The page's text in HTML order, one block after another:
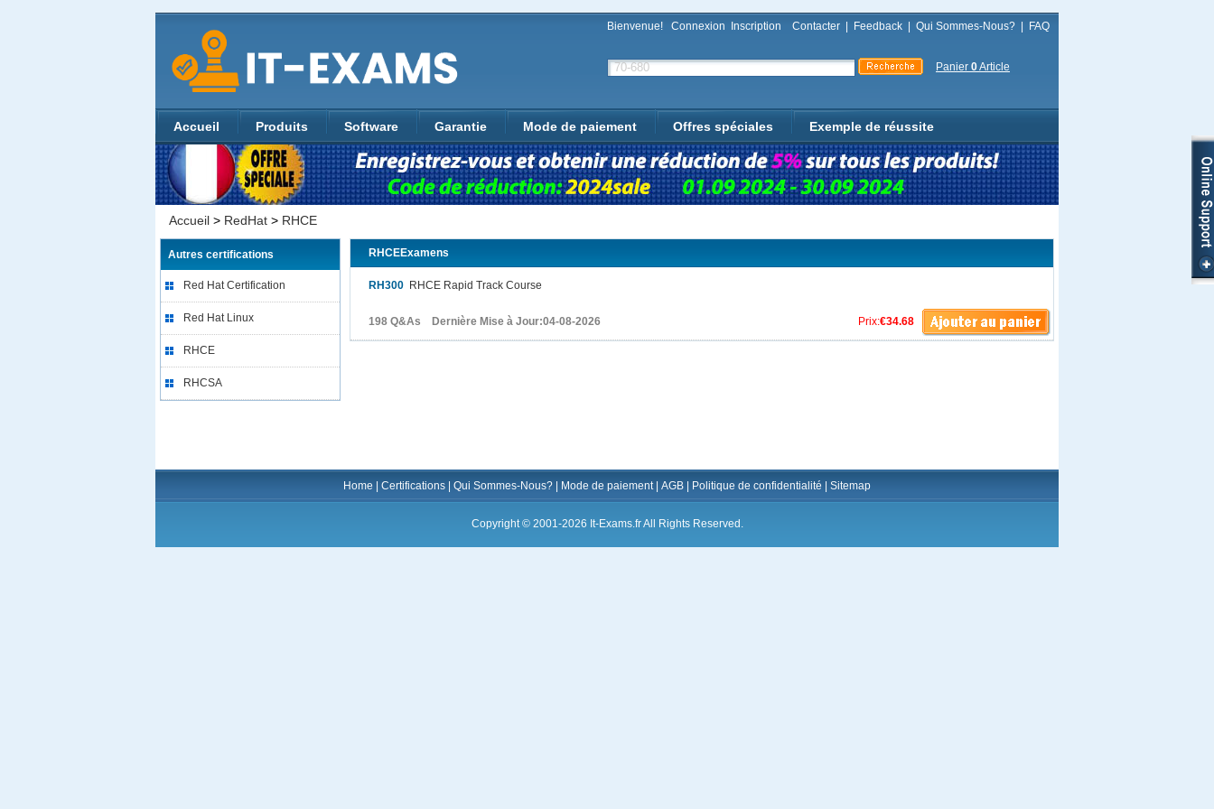
Bienvenue! Connexion Inscription Contacter Feedback Qui Sommes-Nous? FAQ
Panier 0Article
Accueil Produits Software Garantie Mode de paiement Offres spéciales Exemple de réussite
Accueil > RedHat > RHCE
Autres certifications
Red Hat Certification
Red Hat Linux
RHCE
RHCSA
RHCEExamens
RH300 RHCE Rapid Track Course
Prix:€34.68
198 Q&As Dernière Mise à Jour:04-08-2026
Home Certifications Qui Sommes-Nous? Mode de paiement| AGB Politique de confidentialité Sitemap
Copyright © 2001-2026 It-Exams.fr All Rights Reserved.